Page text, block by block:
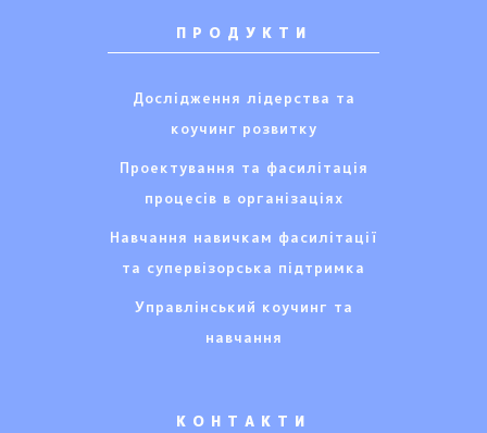
ПРОДУКТИ
Дослідження лідерства та
коучинг розвитку
Проектування та фасилітація
процесів в організаціях
Навчання навичкам фасилітації
та супервізорська підтримка
Управлінський коучинг та
навчання
КОНТАКТИ